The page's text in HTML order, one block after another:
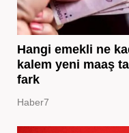
Hangi emekli ne
kalem yeni maaş
fark
Haber7